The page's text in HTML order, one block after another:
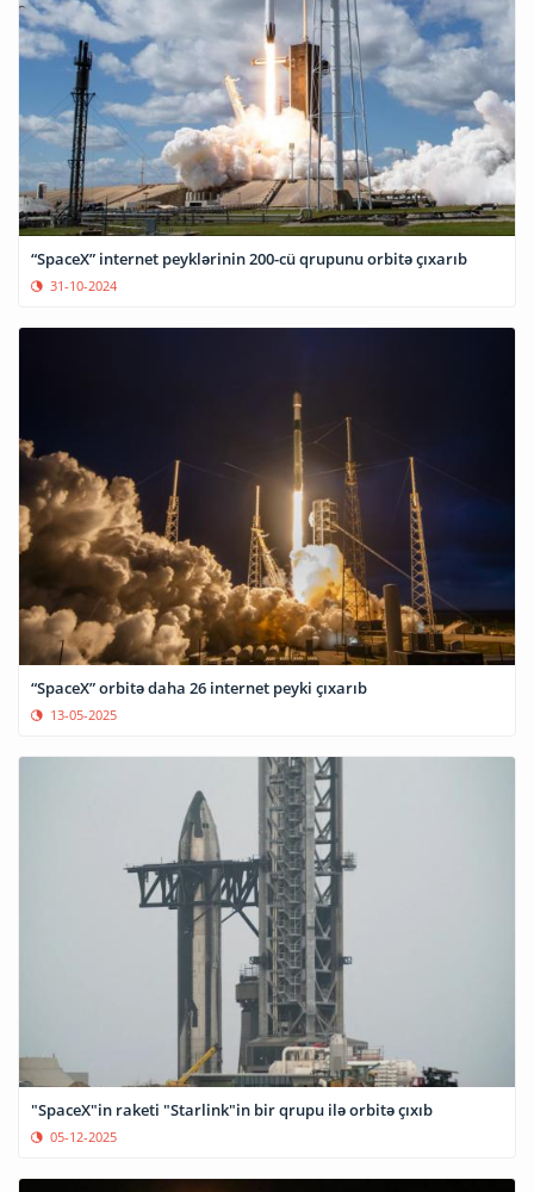
“SpaceX” internet peyklərinin 200-cü qrupunu orbitə çıxarıb
31-10-2024
“SpaceX” orbitə daha 26 internet peyki çıxarıb
13-05-2025
"SpaceX"in raketi "Starlink"in bir qrupu ilə orbitə çıxıb
05-12-2025